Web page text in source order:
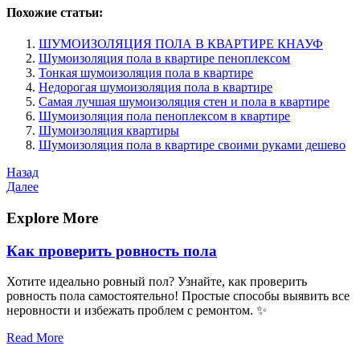
Похожие статьи:
ШУМОИЗОЛЯЦИЯ ПОЛА В КВАРТИРЕ КНАУФ
Шумоизоляция пола в квартире пеноплексом
Тонкая шумоизоляция пола в квартире
Недорогая шумоизоляция пола в квартире
Самая лучшая шумоизоляция стен и пола в квартире
Шумоизоляция пола пеноплексом в квартире
Шумоизоляция квартиры
Шумоизоляция пола в квартире своими руками дешево
Навигация
по
записям
Предыдущая
запись
Назад
Следующая
Далее
Explore More
Как проверить ровность пола
Хотите идеально ровный пол? Узнайте, как проверить
ровность пола самостоятельно! Простые способы выявить все
неровности и избежать проблем с ремонтом. ✨
Read More